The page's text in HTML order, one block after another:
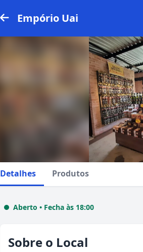
Empório Uai
Detalhes Produtos
Aberto • Fecha às 18:00
Sobre o Local